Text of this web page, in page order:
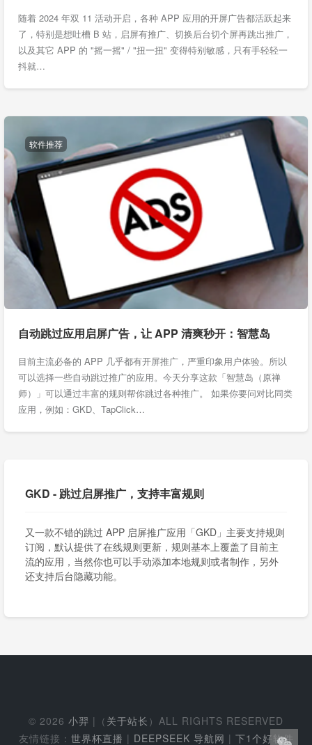
随着 2024 年双 11 活动开启，各种 APP 应用的开屏广告都活跃起来
了，特别是想吐槽 B 站，启屏有推广、切换后台切个屏再跳出推广，
以及其它 APP 的 "摇一摇" / "扭一扭" 变得特别敏感，只有手轻轻一
抖就…
软件推荐
自动跳过应用启屏广告，让 APP 清爽秒开：智慧岛
目前主流必备的 APP 几乎都有开屏推广，严重印象用户体验。所以
可以选择一些自动跳过推广的应用。今天分享这款「智慧岛（原禅
师）」可以通过丰富的规则帮你跳过各种推广。 如果你要问对比同类
应用，例如：GKD、TapClick…
GKD - 跳过启屏推广，支持丰富规则
又一款不错的跳过 APP 启屏推广应用「GKD」主要支持规则
订阅，默认提供了在线规则更新，规则基本上覆盖了目前主
流的应用，当然你也可以手动添加本地规则或者制作，另外
还支持后台隐藏功能。
© 2026 小羿 |（ 关于站长 ）ALL RIGHTS RESERVED
友情链接： 世界杯直播 | DEEPSEEK 导航网 | 下1个好软件